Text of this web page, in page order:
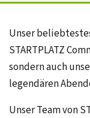
Unser
STARTPLATZ
sondern auch
legendären
Unser Team von